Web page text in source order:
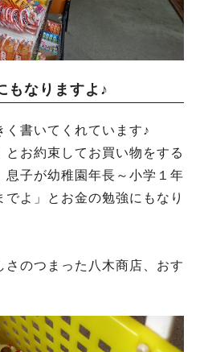
もなりますよ♪
書いてくれています♪
お約束してお買い物をする
息子が幼稚園年長～小学１年
よ」とお金の勉強にもなり
さのつまった八木商店、おす